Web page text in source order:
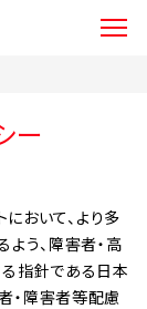
ー
おいて、より多
う、障害者・高
指針である日本
・障害者等配慮